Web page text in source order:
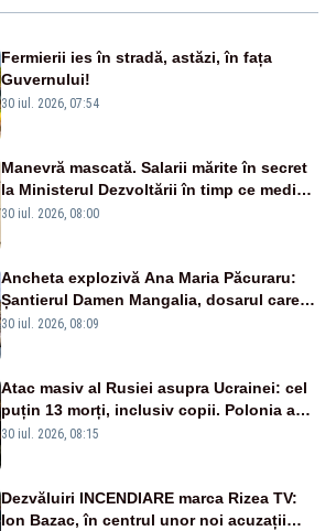
Fermierii ies în stradă, astăzi, în fața
Guvernului!
30 iul. 2026, 07:54
Manevră mascată. Salarii mărite în secret
la Ministerul Dezvoltării în timp ce medicii
ies în stradă
30 iul. 2026, 08:00
Ancheta explozivă Ana Maria Păcuraru:
Șantierul Damen Mangalia, dosarul care
scufundă apărarea României
30 iul. 2026, 08:09
Atac masiv al Rusiei asupra Ucrainei: cel
puțin 13 morți, inclusiv copii. Polonia a
ridicat avioanele de vânătoare
30 iul. 2026, 08:15
Dezvăluiri INCENDIARE marca Rizea TV:
Ion Bazac, în centrul unor noi acuzații